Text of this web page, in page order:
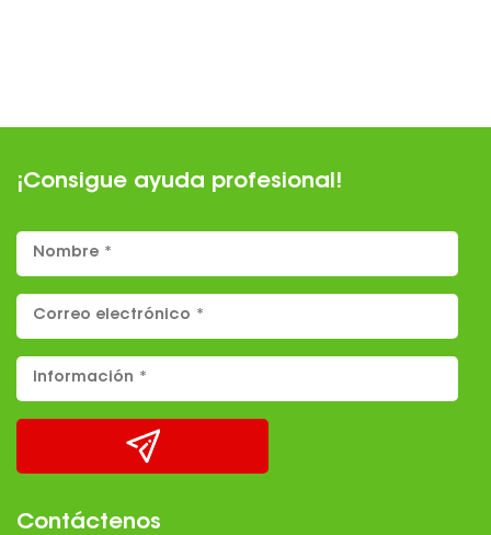
¡Consigue ayuda profesional!
Contáctenos